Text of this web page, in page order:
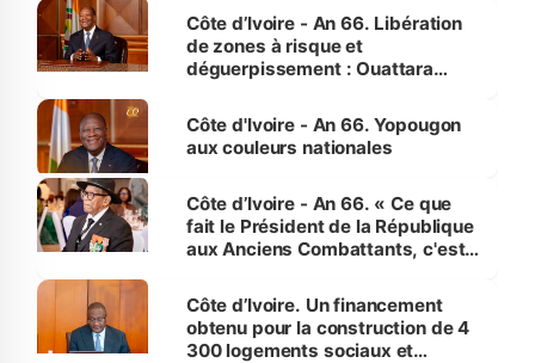
milieu des sinistrés
Côte d’Ivoire - An 66. Libération
de zones à risque et
déguerpissement : Ouattara
l'Etat de droit pour préserver les
vies humaines »
Côte d'Ivoire - An 66. Yopougon
aux couleurs nationales
Côte d’Ivoire - An 66. « Ce que
fait le Président de la République
aux Anciens Combattants, c'est
Côte d’Ivoire. Un financement
obtenu pour la construction de 4
300 logements sociaux et